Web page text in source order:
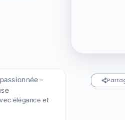
–
élégance et